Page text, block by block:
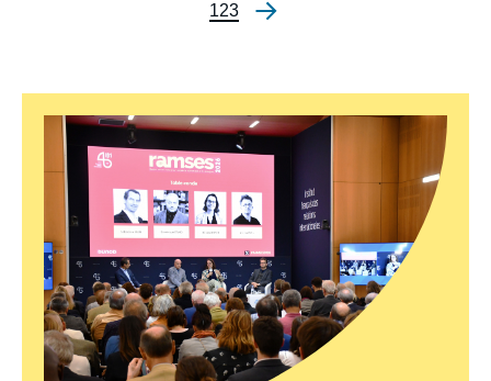
Pagination
Page
1Page
2Page
3